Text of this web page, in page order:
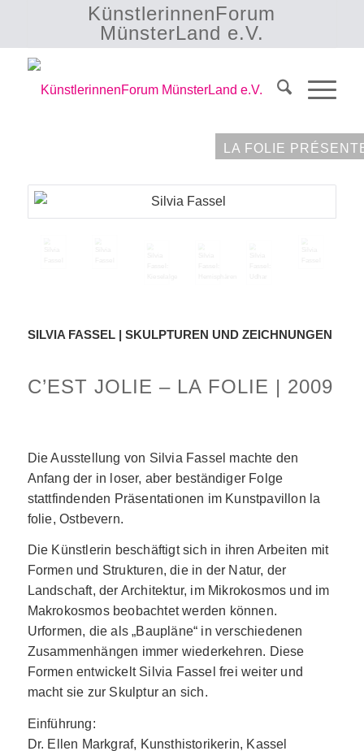
KünstlerinnenForum
MünsterLand e.V.
LA FOLIE
SILVIA FASSEL | SKULPTUREN UND ZEICHNUNGEN
C’EST JOLIE – LA FOLIE | 2009
Die Ausstellung von Silvia Fassel machte den
Anfang der in loser, aber beständiger Folge
stattfindenden Präsentationen im Kunstpavillon la
folie, Ostbevern.
Die Künstlerin beschäftigt sich in ihren Arbeiten mit
Formen und Strukturen, die in der Natur, der
Landschaft, der Architektur, im Mikrokosmos und im
Makrokosmos beobachtet werden können.
Urformen, die als „Baupläne“ in verschiedenen
Zusammenhängen immer wiederkehren. Diese
Formen entwickelt Silvia Fassel frei weiter und
macht sie zur Skulptur an sich.
Einführung:
Dr. Ellen Markgraf, Kunsthistorikerin, Kassel